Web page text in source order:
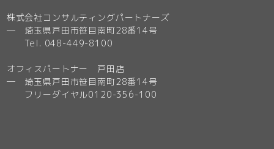
株式会社コンサルティングパートナーズ
─ 埼玉県戸田市笹目南町28番14号
Tel. 048-449-8100
オフィスパートナー 戸田店
─ 埼玉県戸田市笹目南町28番14号
フリーダイヤル0120-356-100